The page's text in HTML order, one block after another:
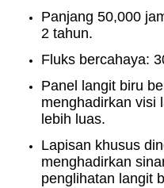
Panjang 50,000
2 tahun.
Fluks bercahaya:
Panel langit biru
menghadirkan visi
lebih luas.
Lapisan khusus
menghadirkan
penglihatan langit